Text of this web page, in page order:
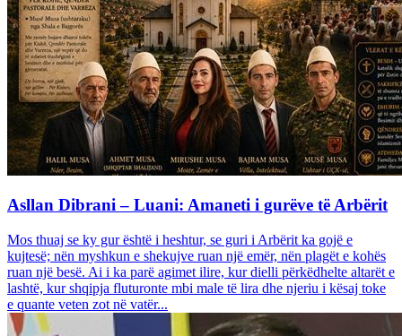
Asllan Dibrani – Luani: Amaneti i gurëve të Arbërit
Mos thuaj se ky gur është i heshtur, se guri i Arbërit ka gojë e
kujtesë; nën myshkun e shekujve ruan një emër, nën plagët e kohës
ruan një besë. Ai i ka parë agimet ilire, kur dielli përkëdhelte altarët e
lashtë, kur shqipja fluturonte mbi male të lira dhe njeriu i kësaj toke
e quante veten zot në vatër...